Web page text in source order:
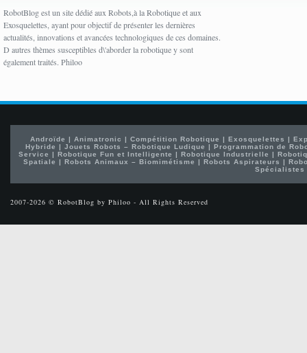
RobotBlog est un site dédié aux Robots,à la Robotique et aux
Exosquelettes, ayant pour objectif de présenter les dernières
actualités, innovations et avancées technologiques de ces domaines.
D autres thèmes susceptibles d\'aborder la robotique y sont
également traités. Philoo
Androïde | Animatronic | Compétition Robotique | Exosquelettes |
Hybride |Jouets Robots – Robotique Ludique |Programmation de
Service | Robotique Fun et Intelligente | Robotique Industrielle |
Spatiale | Robots Animaux – Biomimétisme | Robots Aspirateurs |
Spécialistes
2007-2026 © RobotBlog by Philoo - All Rights Reserved